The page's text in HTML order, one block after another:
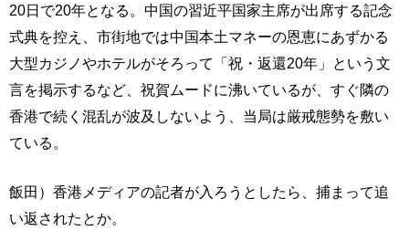
20日で20年となる。中国の習近平国家主席が出席する記念
式典を控え、市街地では中国本土マネーの恩恵にあずかる
大型カジノやホテルがそろって「祝・返還20年」という文
言を掲示するなど、祝賀ムードに沸いているが、すぐ隣の
香港で続く混乱が波及しないよう、当局は厳戒態勢を敷い
ている。
飯田）香港メディアの記者が入ろうとしたら、捕まって追
い返されたとか。